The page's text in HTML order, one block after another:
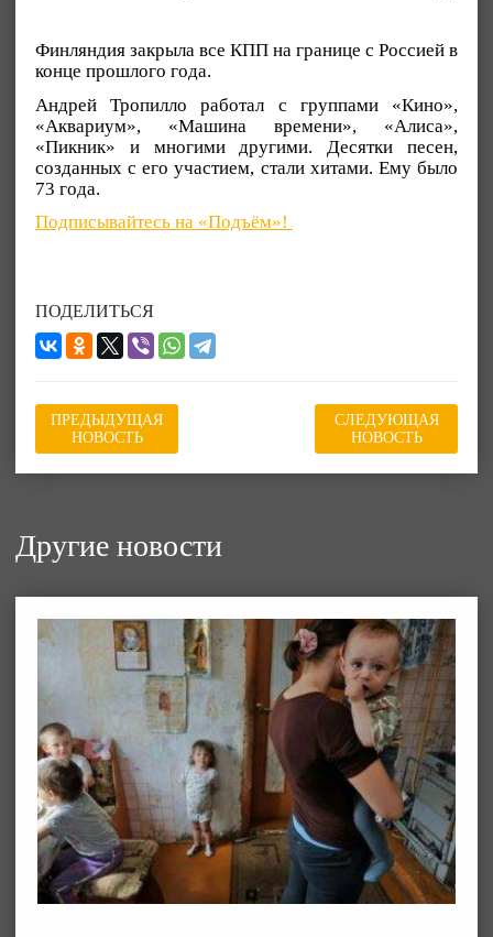
Финляндия закрыла все КПП на границе с Россией в
конце прошлого года.
Андрей Тропилло работал с группами «Кино»,
«Аквариум», «Машина времени», «Алиса»,
«Пикник» и многими другими. Десятки песен,
созданных с его участием, стали хитами. Ему было
73 года.
Подписывайтесь на «Подъём»!
ПОДЕЛИТЬСЯ
ПРЕДЫДУЩАЯ
НОВОСТЬ
СЛЕДУЮЩАЯ
НОВОСТЬ
Другие новости